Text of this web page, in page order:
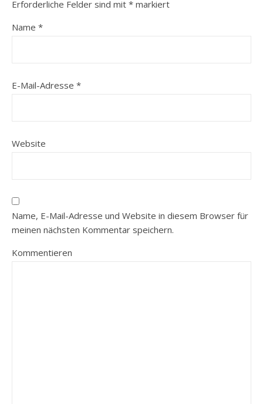
Erforderliche Felder sind mit * markiert
Name *
E-Mail-Adresse *
Website
Name, E-Mail-Adresse und Website in diesem Browser für
meinen nächsten Kommentar speichern.
Kommentieren